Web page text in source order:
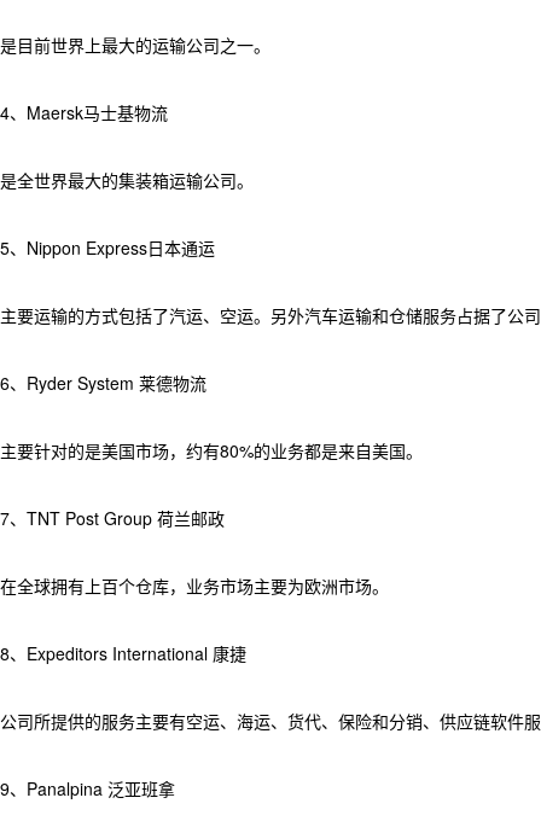
是目前世界上最大的运输公司之一。
4、Maersk马士基物流
是全世界最大的集装箱运输公司。
5、Nippon Express日本通运
主要运输的方式包括了汽运、空运。另外汽车运输和仓储服务占据了公
6、Ryder System 莱德物流
主要针对的是美国市场，约有80%的业务都是来自美国。
7、TNT Post Group 荷兰邮政
在全球拥有上百个仓库，业务市场主要为欧洲市场。
8、Expeditors International 康捷
公司所提供的服务主要有空运、海运、货代、保险和分销、供应链软件
9、Panalpina 泛亚班拿